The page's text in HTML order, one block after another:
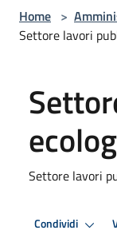
Home >
Settore lavori
Settore lavori
Condividi